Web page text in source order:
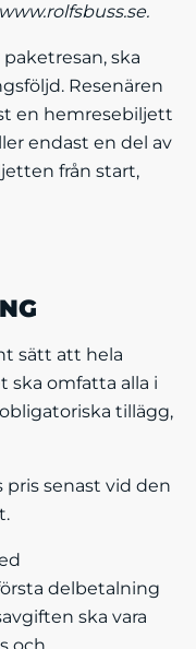
ska
Resenären
en hemresebiljett
endast en del av
från start,
sätt att hela
ska omfatta alla i
tillägg,
pris senast vid den
delbetalning
ska vara